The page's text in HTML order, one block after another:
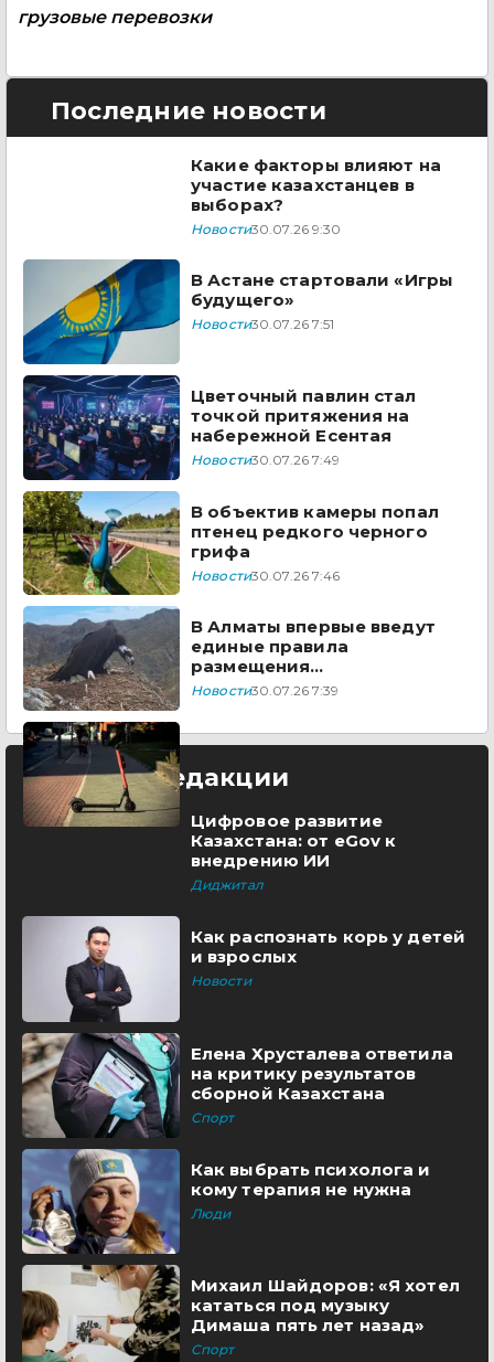
грузовые перевозки
Последние новости
Какие факторы влияют на
участие казахстанцев в
выборах?
Новости30.07.26 9:30
В Астане стартовали «Игры
будущего»
Новости30.07.26 7:51
Цветочный павлин стал
точкой притяжения на
набережной Есентая
Новости30.07.26 7:49
В объектив камеры попал
птенец редкого черного
грифа
Новости30.07.26 7:46
В Алматы впервые введут
единые правила
размещения
электросамокатов
Новости30.07.26 7:39
Выбор редакции
Цифровое развитие
Казахстана: от eGov к
внедрению ИИ
Диджитал
Как распознать корь у детей
и взрослых
Новости
Елена Хрусталева ответила
на критику результатов
сборной Казахстана
Спорт
Как выбрать психолога и
кому терапия не нужна
Люди
Михаил Шайдоров: «Я хотел
кататься под музыку
Димаша пять лет назад»
Спорт